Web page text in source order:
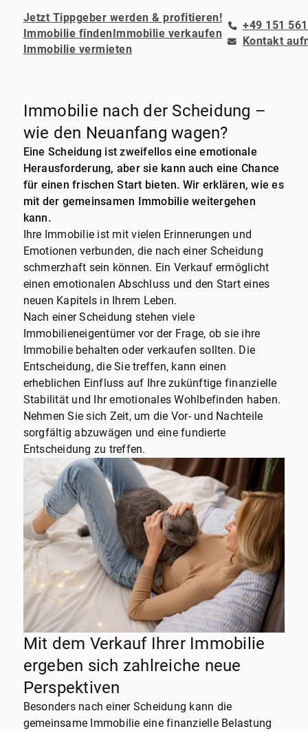
Jetzt Tippgeber werden & profitieren!
Immobilie findenImmobilie verkaufen
Immobilie vermieten
+49 151
Kontakt
Immobilie nach der Scheidung –
wie den Neuanfang wagen?
Eine Scheidung ist zweifellos eine emotionale
Herausforderung, aber sie kann auch eine Chance
für einen frischen Start bieten. Wir erklären, wie es
mit der gemeinsamen Immobilie weitergehen
kann.
Ihre Immobilie ist mit vielen Erinnerungen und
Emotionen verbunden, die nach einer Scheidung
schmerzhaft sein können. Ein Verkauf ermöglicht
einen emotionalen Abschluss und den Start eines
neuen Kapitels in Ihrem Leben.
Nach einer Scheidung stehen viele
Immobilieneigentümer vor der Frage, ob sie ihre
Immobilie behalten oder verkaufen sollten. Die
Entscheidung, die Sie treffen, kann einen
erheblichen Einfluss auf Ihre zukünftige finanzielle
Stabilität und Ihr emotionales Wohlbefinden haben.
Nehmen Sie sich Zeit, um die Vor- und Nachteile
sorgfältig abzuwägen und eine fundierte
Entscheidung zu treffen.
Mit dem Verkauf Ihrer Immobilie
ergeben sich zahlreiche neue
Perspektiven
Besonders nach einer Scheidung kann die
gemeinsame Immobilie eine finanzielle Belastung